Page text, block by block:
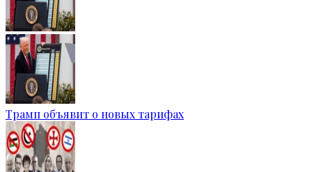
Трамп объявит о новых тарифах